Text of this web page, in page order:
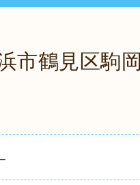
市鶴見区駒岡